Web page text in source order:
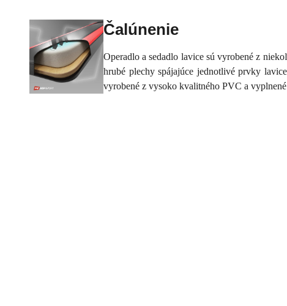
Čalúnenie
Operadlo a sedadlo lavice sú vyrobené z
hrubé plechy spájajúce jednotlivé prvky
vyrobené z vysoko kvalitného PVC a